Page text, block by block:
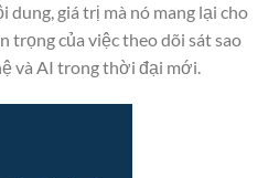
dung, giá trị mà nó mang lại cho
trọng của việc theo dõi sát sao
và AI trong thời đại mới.